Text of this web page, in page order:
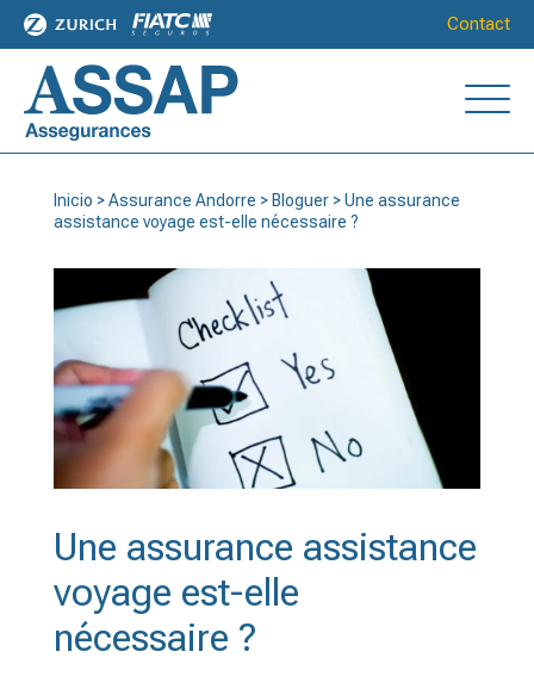
Contact
Inicio >Assurance Andorre > Bloguer>Une assurance
assistance voyage est-elle nécessaire ?
Une assurance assistance
voyage est-elle
nécessaire ?